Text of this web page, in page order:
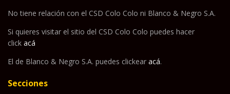
No tiene relación con el CSD Colo Colo ni Blanco & Negro S.A.
Si quieres visitar el sitio del CSD Colo Colo puedes hacer
click acá
El de Blanco & Negro S.A. puedes clickear acá.
Secciones